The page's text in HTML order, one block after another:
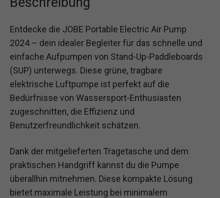
Entdecke die JOBE Portable Electric Air Pump
2024 – dein idealer Begleiter für das schnelle und
einfache Aufpumpen von Stand-Up-Paddleboards
(SUP) unterwegs. Diese grüne, tragbare
elektrische Luftpumpe ist perfekt auf die
Bedürfnisse von Wassersport-Enthusiasten
zugeschnitten, die Effizienz und
Benutzerfreundlichkeit schätzen.
Dank der mitgelieferten Tragetasche und dem
praktischen Handgriff kannst du die Pumpe
überallhin mitnehmen. Diese kompakte Lösung
bietet maximale Leistung bei minimalem